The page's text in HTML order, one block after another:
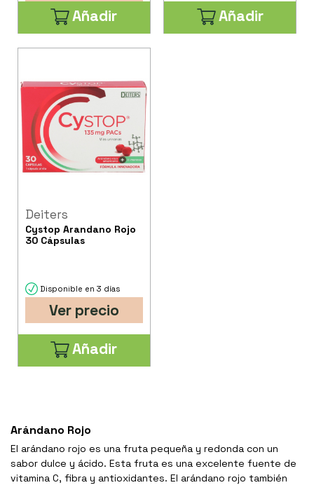
Añadir
Añadir
Deiters
Cystop Arandano Rojo
30 Cápsulas
Disponible en 3 días
Ver precio
Añadir
Arándano Rojo
El arándano rojo es una fruta pequeña y redonda con un
sabor dulce y ácido. Esta fruta es una excelente fuente de
vitamina C, fibra y antioxidantes. El arándano rojo también